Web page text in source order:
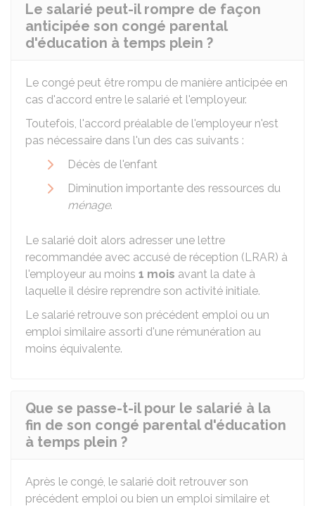
Le salarié peut-il rompre de façon
anticipée son congé parental
d'éducation à temps plein ?
Le congé peut être rompu de manière anticipée en
cas d'accord entre le salarié et l'employeur.
Toutefois, l'accord préalable de l'employeur n'est
pas nécessaire dans l'un des cas suivants :
Décès de l'enfant
Diminution importante des ressources du
ménage.
Le salarié doit alors adresser une lettre
recommandée avec accusé de réception (LRAR) à
l'employeur au moins 1 mois avant la date à
laquelle il désire reprendre son activité initiale.
Le salarié retrouve son précédent emploi ou un
emploi similaire assorti d'une rémunération au
moins équivalente.
Que se passe-t-il pour le salarié à la
fin de son congé parental d'éducation
à temps plein ?
Après le congé, le salarié doit retrouver son
précédent emploi ou bien un emploi similaire et